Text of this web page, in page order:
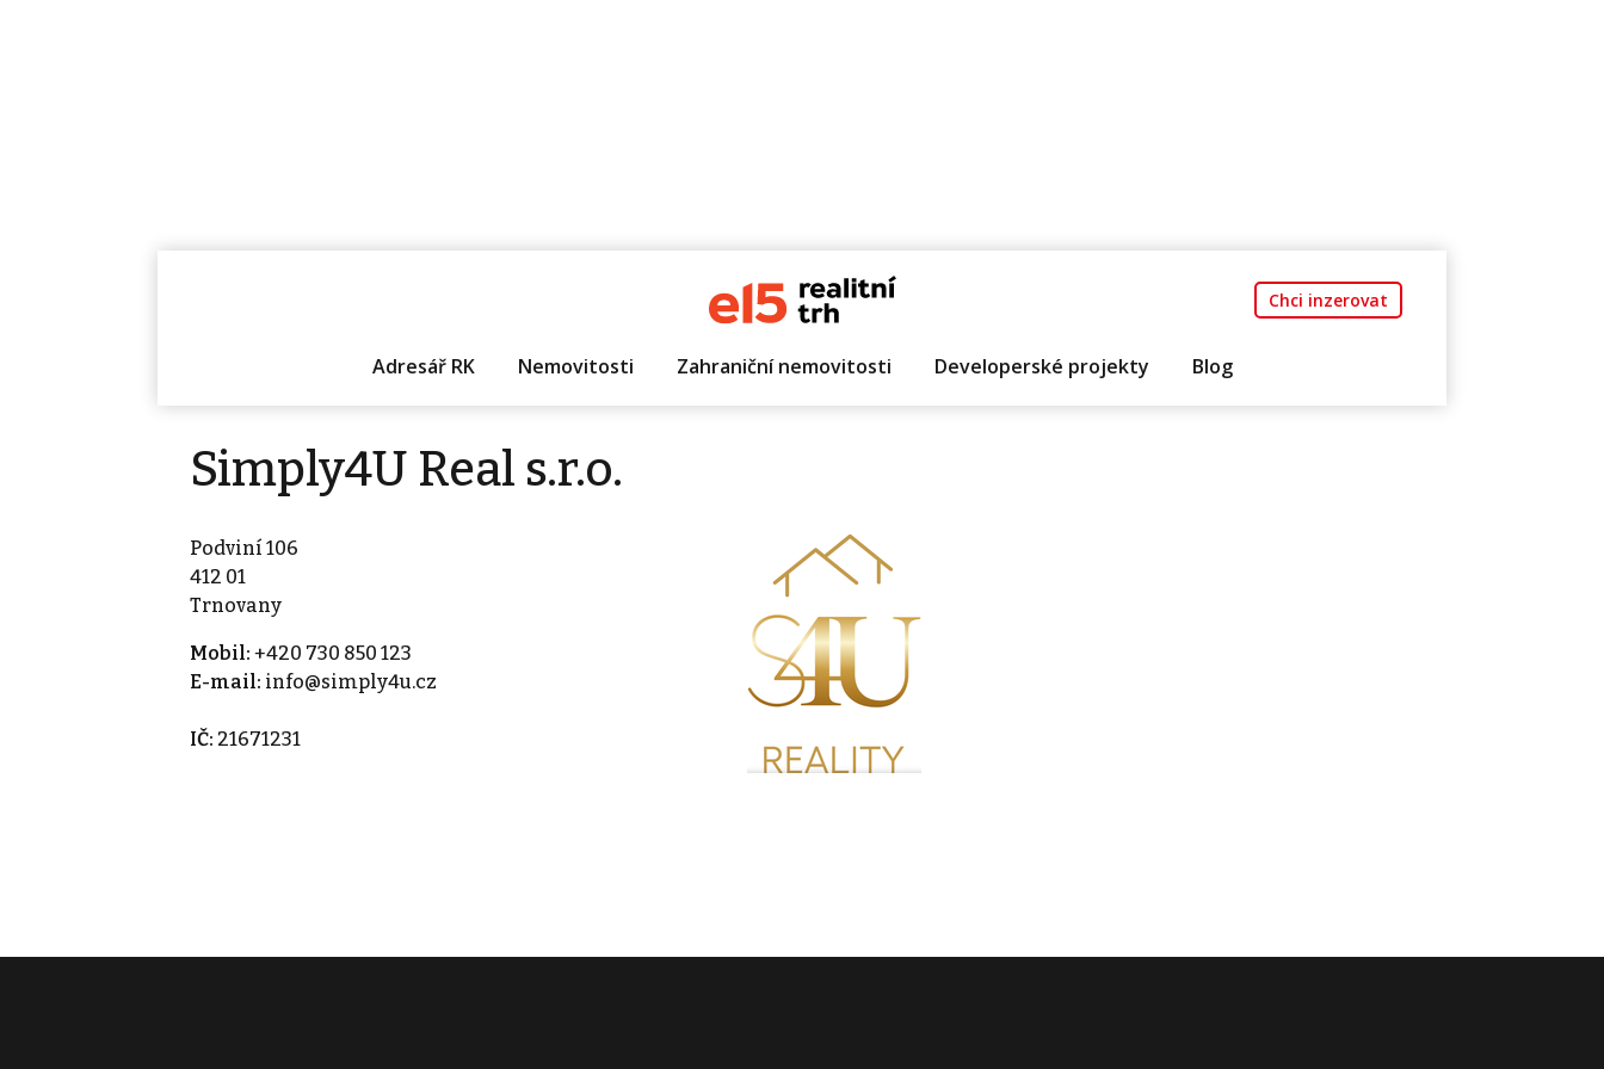
Chci inzerovat
Adresář RK Nemovitosti Zahraniční nemovitosti Developerské projekty Blog
Simply4U Real s.r.o.
Podviní 106
412 01
Trnovany
Mobil: +420 730 850 123
E-mail: info@simply4u.cz
IČ: 21671231